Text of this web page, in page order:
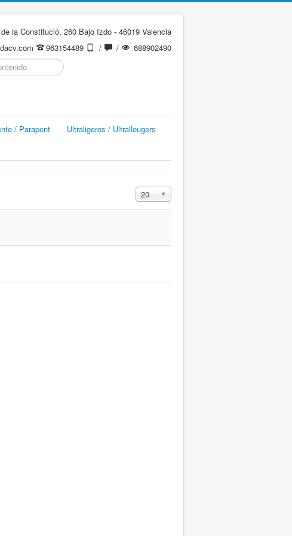
la Constitució, 260 Bajo Izdo - 46019 Valencia
963154489 / /
688902490
/ Parapent
Ultraligeros / Ultralleugers
Cantidad a mostrar
20